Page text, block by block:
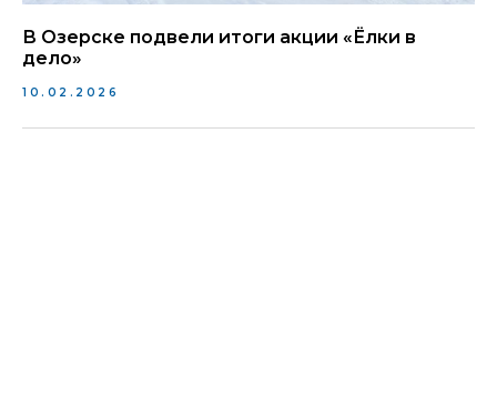
В Озерске подвели итоги акции «Ёлки в
дело»
10.02.2026